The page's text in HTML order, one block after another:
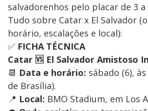
salvadorenhos pelo placar de 3 a
Tudo sobre Catar x El Salvador
horário, escalações e local):
✅ FICHA TÉCNICA
Catar 🆚 El Salvador Amistoso
📆 Data e horário: sábado (6),
de Brasília).
📍 Local: BMO Stadium, em Los